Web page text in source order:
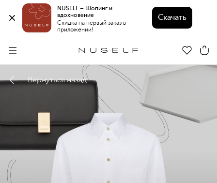
NUSELF – Шопинг и
вдохновение
Скидка на первый заказ в
приложении!
Скачать
Вернуться назад